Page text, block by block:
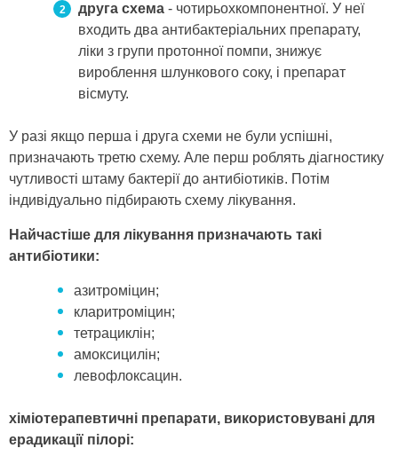
друга схема - чотирьохкомпонентної. У неї
входить два антибактеріальних препарату,
ліки з групи протонної помпи, знижує
вироблення шлункового соку, і препарат
вісмуту.
У разі якщо перша і друга схеми не були успішні,
призначають третю схему. Але перш роблять діагностику
чутливості штаму бактерії до антибіотиків. Потім
індивідуально підбирають схему лікування.
Найчастіше для лікування призначають такі
антибіотики:
азитроміцин;
кларитроміцин;
тетрациклін;
амоксицилін;
левофлоксацин.
хіміотерапевтичні препарати, використовувані для
ерадикації пілорі: